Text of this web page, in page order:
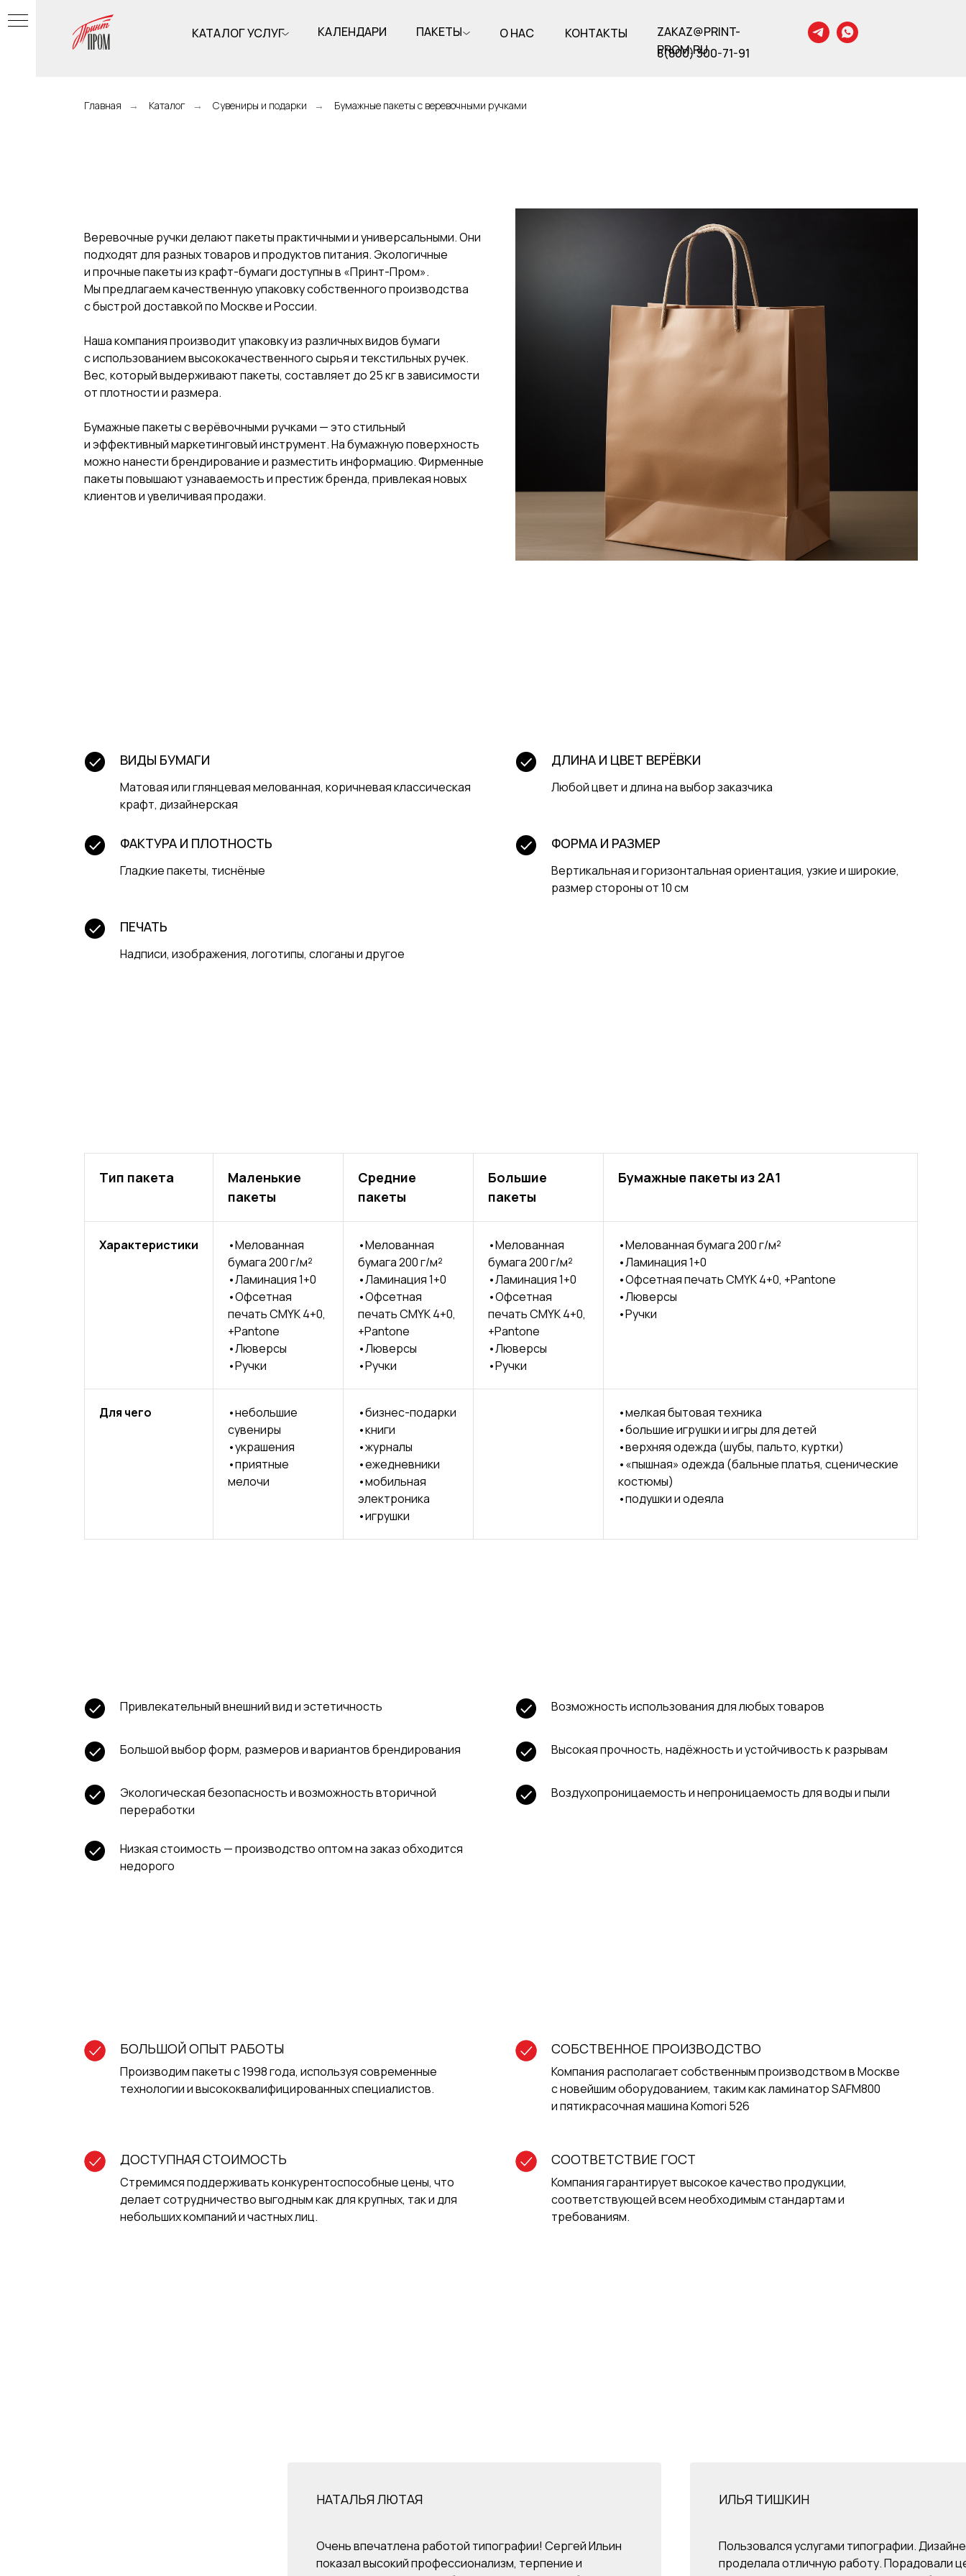
О НАС
8(800) 300-71-91
ZAKAZ@PRINT-
PROM.RU
КОНТАКТЫ
КАЛЕНДАРИ
КАТАЛОГ УСЛУГ ПАКЕТЫ
Главная → Каталог → Сувениры и подарки → Бумажные пакеты с веревочными ручками
Веревочные ручки делают пакеты практичными и универсальными. Они
подходят для разных товаров и продуктов питания. Экологичные
и прочные пакеты из крафт-бумаги доступны в «Принт-Пром».
Мы предлагаем качественную упаковку собственного производства
с быстрой доставкой по Москве и России.
Наша компания производит упаковку из различных видов бумаги
с использованием высококачественного сырья и текстильных ручек.
Вес, который выдерживают пакеты, составляет до 25 кг в зависимости
от плотности и размера.
Бумажные пакеты с верёвочными ручками — это стильный
и эффективный маркетинговый инструмент. На бумажную поверхность
можно нанести брендирование и разместить информацию. Фирменные
пакеты повышают узнаваемость и престиж бренда, привлекая новых
клиентов и увеличивая продажи.
ВИДЫ БУМАГИ
Матовая или глянцевая мелованная, коричневая классическая
крафт, дизайнерская
ДЛИНА И ЦВЕТ ВЕРЁВКИ
Любой цвет и длина на выбор заказчика
ФАКТУРА И ПЛОТНОСТЬ
Гладкие пакеты, тиснёные
ФОРМА И РАЗМЕР
Вертикальная и горизонтальная ориентация, узкие и широкие,
размер стороны от 10 см
ПЕЧАТЬ
Надписи, изображения, логотипы, слоганы и другое
Тип пакета
Маленькие
пакеты
Средние
пакеты
Большие
пакеты
Бумажные пакеты из 2А1
Характеристики
•Мелованная
бумага 200 г/м²
•Ламинация 1+0
•Офсетная
печать CMYK 4+0,
+Pantone
•Люверсы
•Ручки
•Мелованная
бумага 200 г/м²
•Ламинация 1+0
•Офсетная
печать CMYK 4+0,
+Pantone
•Люверсы
•Ручки
•Мелованная
бумага 200 г/м²
•Ламинация 1+0
•Офсетная
печать CMYK 4+0,
+Pantone
•Люверсы
•Ручки
•Мелованная бумага 200 г/м²
•Ламинация 1+0
•Офсетная печать CMYK 4+0, +Pantone
•Люверсы
•Ручки
Для чего
•небольшие
сувениры
•украшения
•приятные
мелочи
•бизнес-подарки
•книги
•журналы
•ежедневники
•мобильная
электроника
•игрушки
•мелкая бытовая техника
•большие игрушки и игры для детей
•верхняя одежда (шубы, пальто, куртки)
•«пышная» одежда (бальные платья, сценические
костюмы)
•подушки и одеяла
Привлекательный внешний вид и эстетичность Возможность использования для любых товаров
Большой выбор форм, размеров и вариантов брендирования Высокая прочность, надёжность и устойчивость к разрывам
Экологическая безопасность и возможность вторичной
переработки
Воздухопроницаемость и непроницаемость для воды и пыли
Низкая стоимость — производство оптом на заказ обходится
недорого
БОЛЬШОЙ ОПЫТ РАБОТЫ
Производим пакеты с 1998 года, используя современные
технологии и высококвалифицированных специалистов.
СОБСТВЕННОЕ ПРОИЗВОДСТВО
Компания располагает собственным производством в Москве
с новейшим оборудованием, таким как ламинатор SAFM800
и пятикрасочная машина Komori 526
ДОСТУПНАЯ СТОИМОСТЬ
Стремимся поддерживать конкурентоспособные цены, что
делает сотрудничество выгодным как для крупных, так и для
небольших компаний и частных лиц.
СООТВЕТСТВИЕ ГОСТ
Компания гарантирует высокое качество продукции,
соответствующей всем необходимым стандартам и
требованиям.
НАТАЛЬЯ ЛЮТАЯ
Очень впечатлена работой типографии! Сергей Ильин
показал высокий профессионализм, терпение и
ИЛЬЯ ТИШКИН
Пользовался услугами типографии.
проделала отличную работу. Порадовали